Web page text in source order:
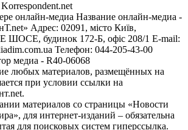
онлайн-медиа Название онлайн-медиа -
Адрес: 02091, місто Київ,
будинок 172-Б, офіс 208/1 E-mail:
Телефон: 044-205-43-00
медиа - R40-06068
любых материалов, размещённых на
при условии ссылки на
материалов со страницы «Новости
для интернет-изданий – обязательна
для поисковых систем гиперссылка.